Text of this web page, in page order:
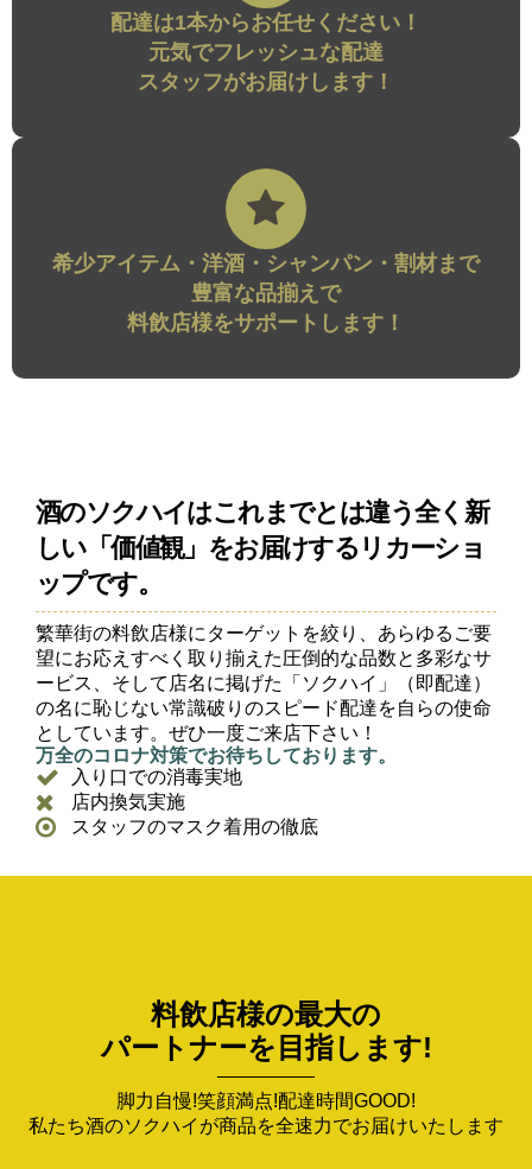
配達は1本からお任せください！
元気でフレッシュな配達
スタッフがお届けします！
希少アイテム・洋酒・シャンパン・割材まで
豊富な品揃えで
料飲店様をサポートします！
酒のソクハイはこれまでとは違う全く新
しい「価値観」をお届けするリカーショ
ップです。
繁華街の料飲店様にターゲットを絞り、あらゆるご要
望にお応えすべく取り揃えた圧倒的な品数と多彩なサ
ービス、そして店名に掲げた「ソクハイ」（即配達）
の名に恥じない常識破りのスピード配達を自らの使命
としています。ぜひ一度ご来店下さい！
万全のコロナ対策でお待ちしております。
入り口での消毒実地
店内換気実施
スタッフのマスク着用の徹底
料飲店様の最大の
パートナーを目指します!
脚力自慢!笑顔満点!配達時間GOOD!
私たち酒のソクハイが商品を全速力でお届けいたします